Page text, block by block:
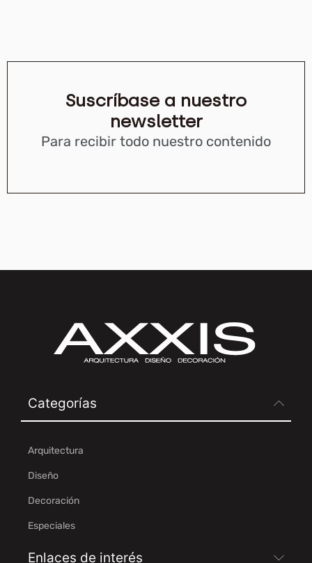
Suscríbase a nuestro
newsletter
Para recibir todo nuestro contenido
Categorías
Arquitectura
Diseño
Decoración
Especiales
Enlaces de interés